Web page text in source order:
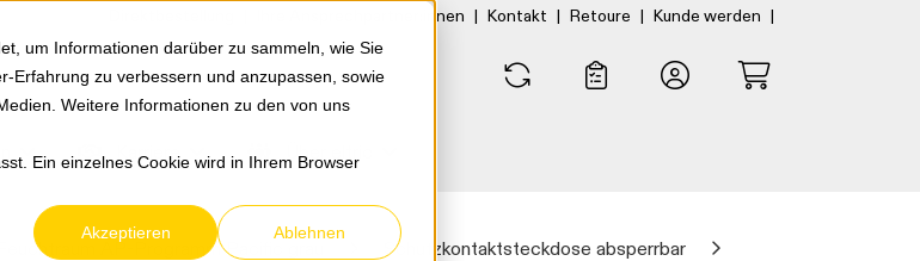
um Informationen darüber zu sammeln, wie Sie
Erfahrung zu verbessern und anzupassen, sowie
Weitere Informationen zu den von uns
Ein einzelnes Cookie wird in Ihrem Browser
Akzeptieren Ablehnen
Ihre Ansprechpartner:innen | Kontakt | Retoure | Kunde werden |
Karriere Über eltric
Feuchtraum AP-Programm Pacific grau
Schutzkontaktsteckdose absperrbar